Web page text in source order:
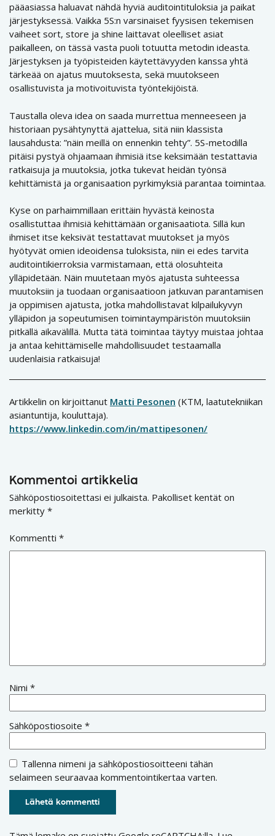
pääasiassa haluavat nähdä hyviä auditointituloksia ja paikat
järjestyksessä. Vaikka 5S:n varsinaiset fyysisen tekemisen
vaiheet sort, store ja shine laittavat oleelliset asiat
paikalleen, on tässä vasta puoli totuutta metodin ideasta.
Järjestyksen ja työpisteiden käytettävyyden kanssa yhtä
tärkeää on ajatus muutoksesta, sekä muutokseen
osallistuvista ja motivoituvista työntekijöistä.
Taustalla oleva idea on saada murrettua menneeseen ja
historiaan pysähtynyttä ajattelua, sitä niin klassista
lausahdusta: ”näin meillä on ennenkin tehty”. 5S-metodilla
pitäisi pystyä ohjaamaan ihmisiä itse keksimään testattavia
ratkaisuja ja muutoksia, jotka tukevat heidän työnsä
kehittämistä ja organisaation pyrkimyksiä parantaa toimintaa.
Kyse on parhaimmillaan erittäin hyvästä keinosta
osallistuttaa ihmisiä kehittämään organisaatiota. Sillä kun
ihmiset itse keksivät testattavat muutokset ja myös
hyötyvät omien ideoidensa tuloksista, niin ei edes tarvita
auditointikierroksia varmistamaan, että olosuhteita
ylläpidetään. Näin muutetaan myös ajatusta suhteessa
muutoksiin ja tuodaan organisaatioon jatkuvan parantamisen
ja oppimisen ajatusta, jotka mahdollistavat kilpailukyvyn
ylläpidon ja sopeutumisen toimintaympäristön muutoksiin
pitkällä aikavälillä. Mutta tätä toimintaa täytyy muistaa johtaa
ja antaa kehittämiselle mahdollisuudet testaamalla
uudenlaisia ratkaisuja!
Artikkelin on kirjoittanut Matti Pesonen (KTM, laatutekniikan
asiantuntija, kouluttaja).
https://www.linkedin.com/in/mattipesonen/
Kommentoi artikkelia
Sähköpostiosoitettasi ei julkaista. Pakolliset kentät on
merkitty *
Kommentti *
Nimi *
Sähköpostiosoite *
Tallenna nimeni ja sähköpostiosoitteeni tähän
selaimeen seuraavaa kommentointikertaa varten.